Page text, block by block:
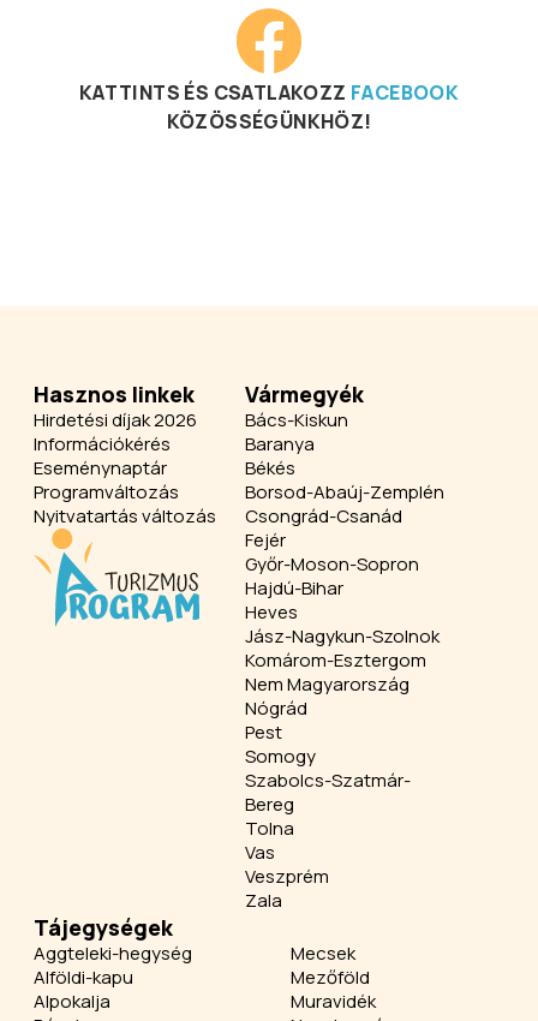
KATTINTS ÉS CSATLAKOZZ FACEBOOK
KÖZÖSSÉGÜNKHÖZ!
Hasznos linkek
Hirdetési díjak 2026
Információkérés
Eseménynaptár
Programváltozás
Nyitvatartás változás
Vármegyék
Bács-Kiskun
Baranya
Békés
Borsod-Abaúj-Zemplén
Csongrád-Csanád
Fejér
Győr-Moson-Sopron
Hajdú-Bihar
Heves
Jász-Nagykun-Szolnok
Komárom-Esztergom
Nem Magyarország
Nógrád
Pest
Somogy
Szabolcs-Szatmár-
Bereg
Tolna
Vas
Veszprém
Zala
Tájegységek
Aggteleki-hegység
Alföldi-kapu
Alpokalja
Mecsek
Mezőföld
Muravidék